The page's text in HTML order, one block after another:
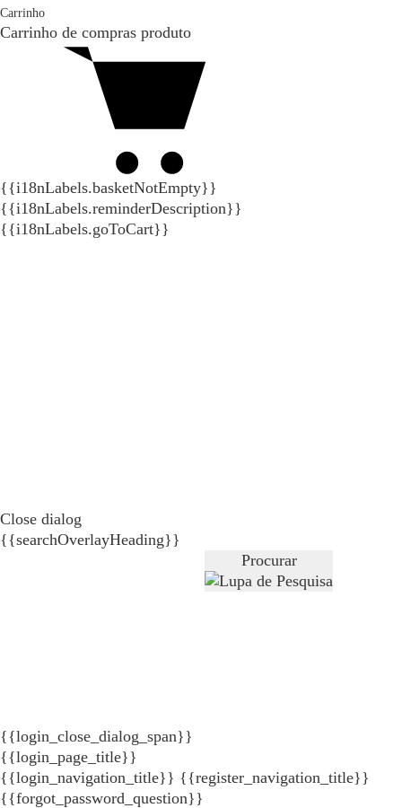
Carrinho
Carrinho de compras produto
{{i18nLabels.basketNotEmpty}}
{{i18nLabels.reminderDescription}}
{{i18nLabels.goToCart}}
Close dialog
{{searchOverlayHeading}}
Procurar
{{login_close_dialog_span}}
{{login_page_title}}
{{login_navigation_title}} {{register_navigation_title}}
{{forgot_password_question}}